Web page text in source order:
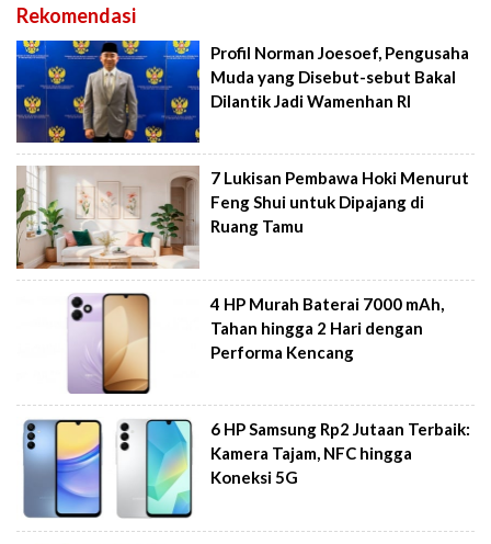
Rekomendasi
Profil Norman Joesoef, Pengusaha
Muda yang Disebut-sebut Bakal
Dilantik Jadi Wamenhan RI
7 Lukisan Pembawa Hoki Menurut
Feng Shui untuk Dipajang di
Ruang Tamu
4 HP Murah Baterai 7000 mAh,
Tahan hingga 2 Hari dengan
Performa Kencang
6 HP Samsung Rp2 Jutaan Terbaik:
Kamera Tajam, NFC hingga
Koneksi 5G